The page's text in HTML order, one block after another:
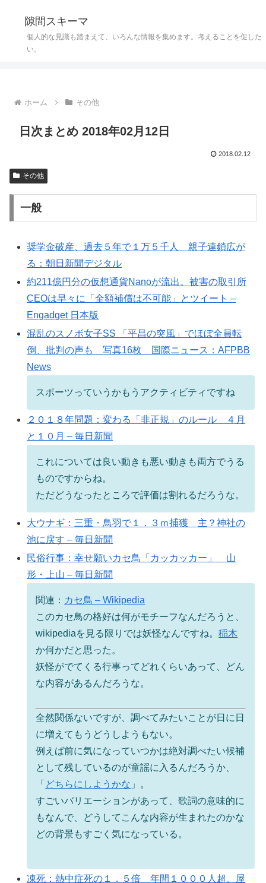
隙間スキーマ
個人的な見識も踏まえて、いろんな情報を集めます。考えることを促した
い。
ホーム その他
日次まとめ 2018年02月12日
2018.02.12
その他
一般
奨学金破産、過去５年で１万５千人 親子連鎖広が
る：朝日新聞デジタル
約211億円分の仮想通貨Nanoが流出。被害の取引所
CEOは早々に「全額補償は不可能」とツイート –
Engadget 日本版
混乱のスノボ女子SS 「平昌の突風」でほぼ全員転
倒、批判の声も 写真16枚 国際ニュース：AFPBB
News
スポーツっていうかもうアクティビティですね
２０１８年問題：変わる「非正規」のルール ４月
と１０月 – 毎日新聞
これについては良い動きも悪い動きも両方でうる
ものですからね。
ただどうなったところで評価は割れるだろうな。
大ウナギ：三重・鳥羽で１．３ｍ捕獲 主？神社の
池に戻す – 毎日新聞
民俗行事：幸せ願いカセ鳥「カッカッカー」 山
形・上山 – 毎日新聞
関連： カセ鳥 – Wikipedia
このカセ鳥の格好は何がモチーフなんだろうと、
wikipediaを見る限りでは妖怪なんですね。稲木
か何かだと思った。
妖怪がでてくる行事ってどれくらいあって、どん
な内容があるんだろうな。
全然関係ないですが、調べてみたいことが日に日
に増えてもうどうしようもない。
例えば前に気になっていつかは絶対調べたい候補
として残しているのが童謡に入るんだろうか、
「 どちらにしようかな 」。
すごいバリエーションがあって、歌詞の意味的に
もなんで、どうしてこんな内容が生まれたのかな
どの背景もすごく気になっている。
凍死：熱中症死の１．５倍 年間１０００人超、屋